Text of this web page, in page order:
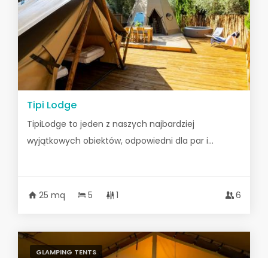
Tipi Lodge
TipiLodge to jeden z naszych najbardziej
wyjątkowych obiektów, odpowiedni dla par i...
25 mq 5 1 6
GLAMPING TENTS